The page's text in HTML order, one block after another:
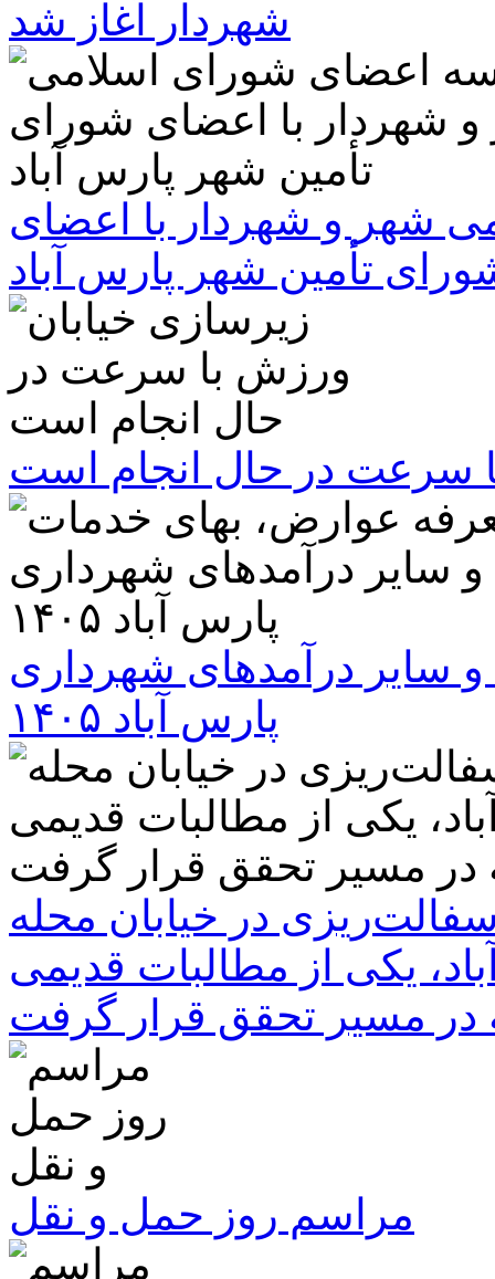
شهردار آغاز شد
شهر و شهردار با اعضای
تأمین شهر پارس آباد
سرعت در حال انجام است
سایر درآمدهای شهرداری
پارس آباد ۱۴۰۵
در خیابان محله
یکی از مطالبات قدیمی
در مسیر تحقق قرار گرفت
مراسم روز حمل و نقل